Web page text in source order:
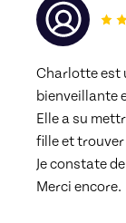
Charlotte est
bienveillante
Elle a su
fille et
Je constate
Merci encore.